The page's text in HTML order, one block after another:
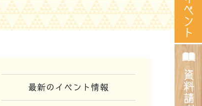
最新のイベント情報